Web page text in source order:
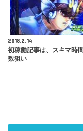
2018.2.14
初稼働記事は、スキマ時
数狙い